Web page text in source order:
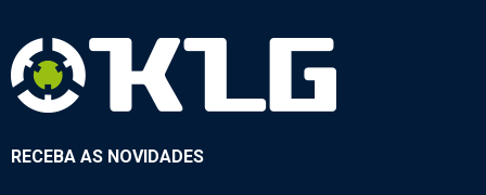
RECEBA AS NOVIDADES